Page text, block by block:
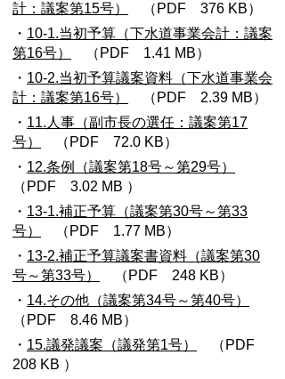
計：議案第15号）
（PDF 376 KB）
・ 10-1.当初予算（下水道事業会計：議案
第16号）
（PDF 1.41 MB）
・ 10-2.当初予算議案資料（下水道事業会
計：議案第16号）
（PDF 2.39 MB）
・ 11.人事（副市長の選任：議案第17
号）
（PDF 72.0 KB）
・ 12.条例（議案第18号～第29号）
（PDF 3.02 MB ）
・ 13-1.補正予算（議案第30号～第33
号）
（PDF 1.77 MB）
・ 13-2.補正予算議案書資料（議案第30
号～第33号）
（PDF 248 KB）
・ 14.その他（議案第34号～第40号）
（PDF 8.46 MB）
・ 15.議発議案（議発第1号）
（PDF
208 KB ）